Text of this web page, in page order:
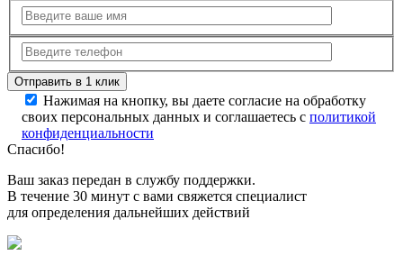
Нажимая на кнопку, вы даете согласие на обработку
своих персональных данных и соглашаетесь с политикой
конфиденциальности
Спасибо!
Ваш заказ передан в службу поддержки.
В течение 30 минут с вами свяжется специалист
для определения дальнейших действий